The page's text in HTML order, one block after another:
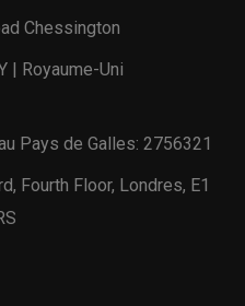
Chessington
| Royaume-Uni
Pays de Galles: 2756321
Fourth Floor, Londres, E1